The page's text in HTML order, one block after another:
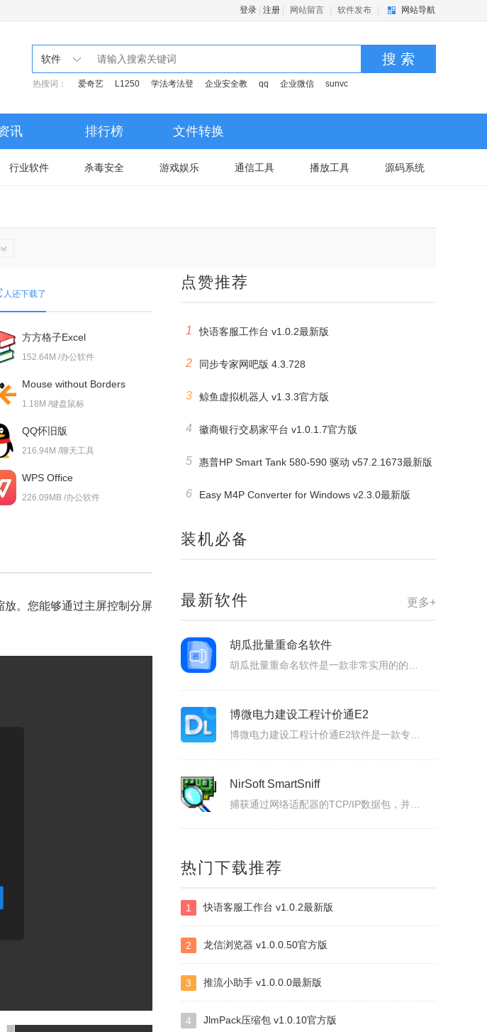
登录 注册 网站留言 软件发布 网站导航
软件 搜 索
热搜词： 爱奇艺 L1250 学法考法登 企业安全教 qq 企业微信 sunvc
讯 排行榜 文件转换
行业软件 杀毒安全 游戏娱乐 通信工具 播放工具 源码系统
人还下载了
方方格子Excel
152.64M /办公软件
Mouse without Borders
1.18M /键盘鼠标
QQ怀旧版
216.94M /聊天工具
WPS Office
226.09MB /办公软件
。您能够通过主屏控制分屏
点赞推荐
1 快语客服工作台 v1.0.2最新版
2 同步专家网吧版 4.3.728
3 鲸鱼虚拟机器人 v1.3.3官方版
4 徽商银行交易家平台 v1.0.1.7官方版
5 惠普HP Smart Tank 580-590 驱动 v57.2.1673最新版
6 Easy M4P Converter for Windows v2.3.0最新版
装机必备
更多+
最新软件
胡瓜发票批量打印
胡瓜批量重命名软件
胡瓜批量重命名软件是一款非常实用的的文件管理工具，软件功能强大，操作简单易用，支持Windows平台，并且兼容多种文件系统，支持批量修改文件名，提供批量修改文件名、提取文件名、新建文件夹等多种操作，满足用户多样化的需求，大大的提高工作效率，感兴趣的小伙伴赶快下载使用吧！胡瓜批量重命名软件功能1、批量...
博微电力建设工程计价通E2
博微电力建设工程计价通E2软件是一款专门辅助造价人员编制电力建设工程概预算、施工图预算综合单价法、招投标、施工结算造价文件的软件产品。
Selteco Menu Maker
热门下载推荐
1 快语客服工作台 v1.0.2最新版
2 龙信浏览器 v1.0.0.50官方版
3 推流小助手 v1.0.0.0最新版
4 JlmPack压缩包 v1.0.10官方版